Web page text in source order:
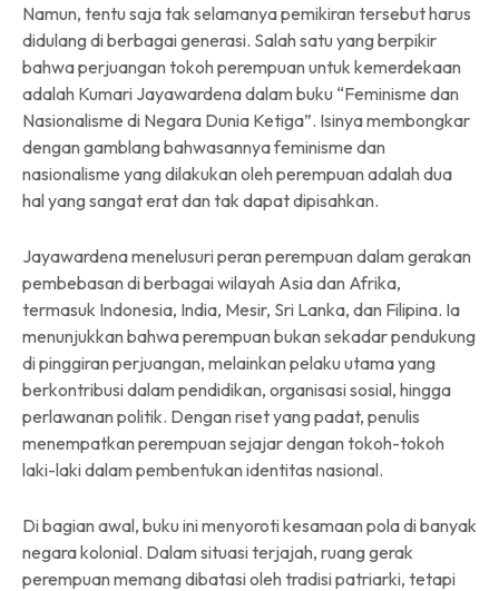
Namun, tentu saja tak selamanya pemikiran tersebut harus
didulang di berbagai generasi. Salah satu yang berpikir
bahwa perjuangan tokoh perempuan untuk kemerdekaan
adalah Kumari Jayawardena dalam buku “Feminisme dan
Nasionalisme di Negara Dunia Ketiga”. Isinya membongkar
dengan gamblang bahwasannya feminisme dan
nasionalisme yang dilakukan oleh perempuan adalah dua
hal yang sangat erat dan tak dapat dipisahkan.
Jayawardena menelusuri peran perempuan dalam gerakan
pembebasan di berbagai wilayah Asia dan Afrika,
termasuk Indonesia, India, Mesir, Sri Lanka, dan Filipina. Ia
menunjukkan bahwa perempuan bukan sekadar pendukung
di pinggiran perjuangan, melainkan pelaku utama yang
berkontribusi dalam pendidikan, organisasi sosial, hingga
perlawanan politik. Dengan riset yang padat, penulis
menempatkan perempuan sejajar dengan tokoh-tokoh
laki-laki dalam pembentukan identitas nasional.
Di bagian awal, buku ini menyoroti kesamaan pola di banyak
negara kolonial. Dalam situasi terjajah, ruang gerak
perempuan memang dibatasi oleh tradisi patriarki, tetapi